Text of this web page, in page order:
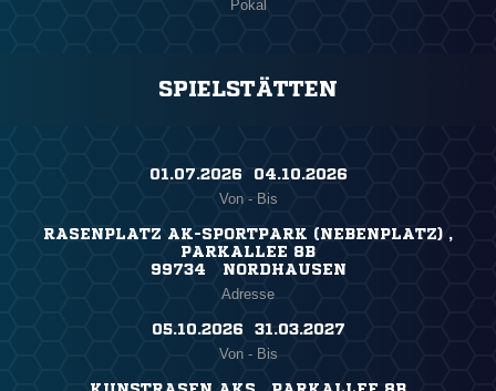
Pokal
SPIELSTÄTTEN
01.07.2026 ​ 04.10.2026
Von - Bis
RASENPLATZ AK-SPORTPARK (NEBENPLATZ) ,
PARKALLEE 8B
99734 NORDHAUSEN
Adresse
05.10.2026 ​ 31.03.2027
Von - Bis